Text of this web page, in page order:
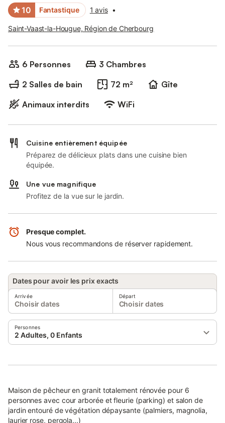
10 Fantastique 1 avis •
Saint-Vaast-la-Hougue, Région de Cherbourg
6 Personnes
3 Chambres
2 Salles de bain
72 m²
Gîte
Animaux interdits
WiFi
Cuisine entièrement équipée
Préparez de délicieux plats dans une cuisine bien
équipée.
Une vue magnifique
Profitez de la vue sur le jardin.
Presque complet.
Nous vous recommandons de réserver rapidement.
Dates pour avoir les prix exacts
Arrivée
Choisir dates
Départ
Choisir dates
Personnes
2 Adultes, 0 Enfants
Maison de pêcheur en granit totalement rénovée pour 6
personnes avec cour arborée et fleurie (parking) et salon de
jardin entouré de végétation dépaysante (palmiers, magnolia,
laurier rose, pergola...)